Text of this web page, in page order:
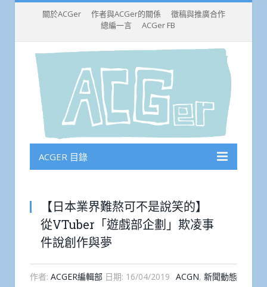
關於ACGer 作者與ACGer的關係
徵稿與推廣合作
總編一言
ACGer FB
ACGER 目錄
【日本業界難熬可不是說笑的】
從VTuber「遊戲部企劃」欺凌事
件說創作與夢
作者: ACGER編輯部 日期: 16/04/2019 ACGN, 新聞動態